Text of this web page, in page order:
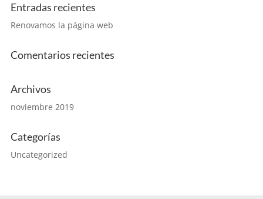
Entradas recientes
Renovamos la página web
Comentarios recientes
Archivos
noviembre 2019
Categorías
Uncategorized